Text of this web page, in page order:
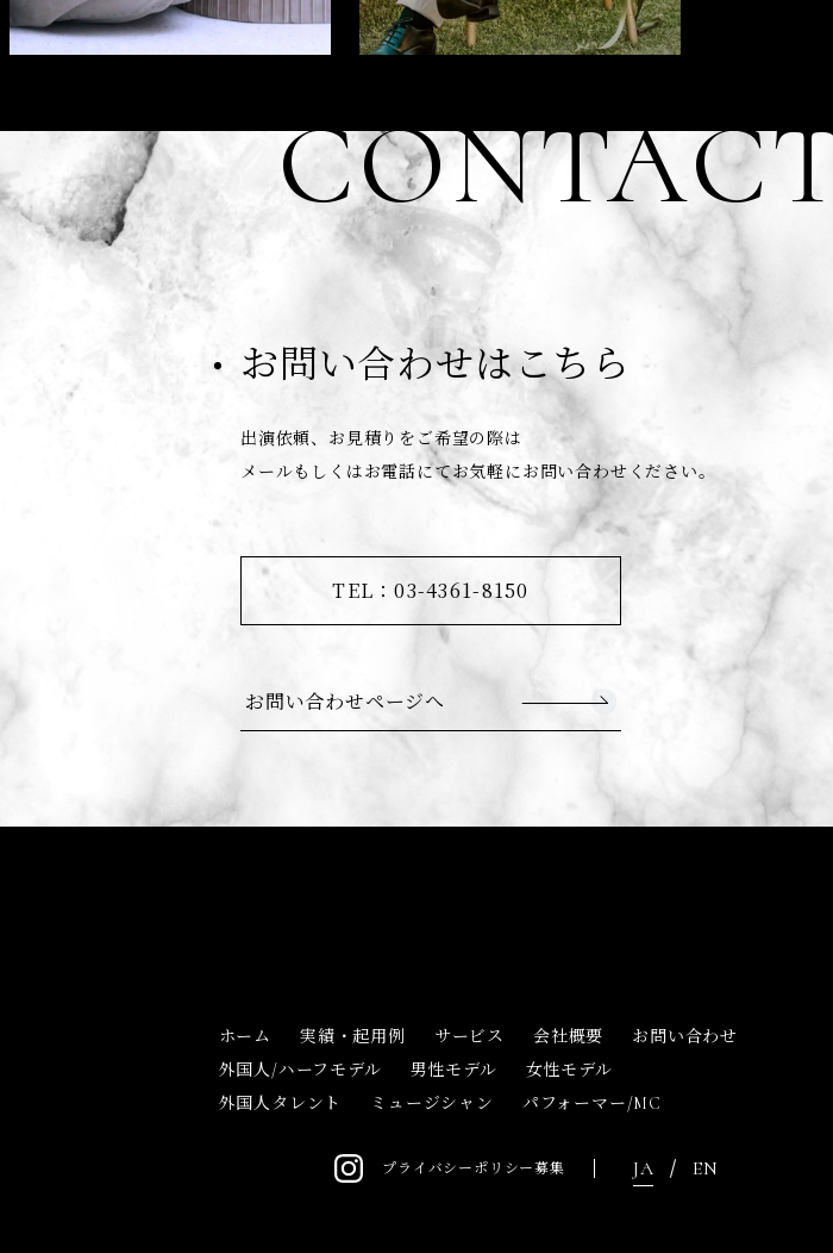
お問い合わせはこちら
出演依頼、お見積りをご希望の際は
メールもしくはお電話にてお気軽にお問い合わせください。
TEL：03-4361-8150
お問い合わせページへ
ホーム 実績・起用例 サービス 会社概要
お問い合わせ
外国人/ハーフモデル
男性モデル
女性モデル
外国人タレント
ミュージシャン パフォーマー/MC
プライバシーポリシー募集 JA EN